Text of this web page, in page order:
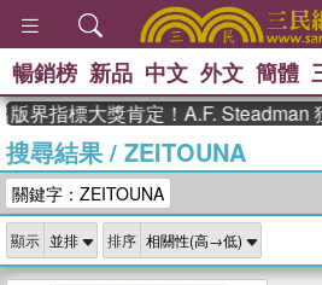
熱搜：
、 The
獎 臺灣漫
登輝時代
偉大的迷
暢銷榜 新品 中文 外文 簡體
界指標大獎肯定！A.F. Steadman
搜尋結果/ ZEITOUNA
關鍵字：ZEITOUNA
顯示 排序